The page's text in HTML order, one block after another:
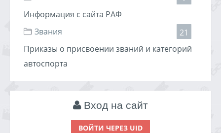
Информация с сайта РАФ
Звания
21
Приказы о присвоении званий и категорий
автоспорта
Вход на сайт
ВОЙТИ ЧЕРЕЗ UID